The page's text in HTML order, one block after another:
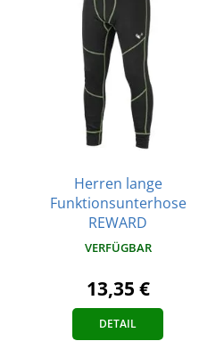
Herren lange
Funktionsunterhose
REWARD
VERFÜGBAR
13,35 €
DETAIL